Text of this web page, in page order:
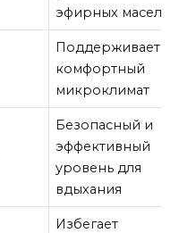
эфирных масел
Поддерживает
комфортный
микроклимат
Безопасный и
эффективный
уровень для
вдыхания
Избегает